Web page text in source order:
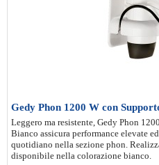
Gedy Phon 1200 W con
Leggero ma resistente, Gedy Phon
Bianco assicura performance elevate
quotidiano nella sezione phon.
disponibile nella colorazione bianco.